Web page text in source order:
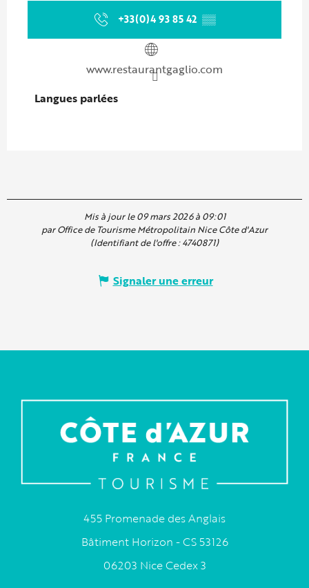
+33(0)4 93 85 42 ▒▒
www.restaurantgaglio.com
Langues parlées
Langues parlées
Mis à jour le 09 mars 2026 à 09:01
par Office de Tourisme Métropolitain Nice Côte d'Azur
(Identifiant de l'offre :4740871)
Signaler une erreur
455 Promenade des Anglais
Bâtiment Horizon - CS 53126
06203 Nice Cedex 3